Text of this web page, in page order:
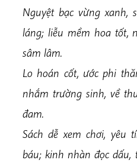
Nguyệt bạc vừng xanh,
láng; liễu mềm hoa tốt,
sâm lâm.
Lo hoán cốt, ước phi
nhắm trường sinh, về
đam.
Sách dễ xem chơi, yêu
báu; kinh nhàn đọc